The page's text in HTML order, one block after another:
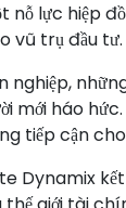
nỗ lực hiệp
vũ trụ đầu tư.
háo
tiếp cận
Dynamix